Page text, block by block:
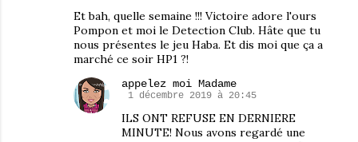
Et bah, quelle semaine !!! Victoire adore l'ours
Pompon et moi le Detection Club. Hâte que tu
nous présentes le jeu Haba. Et dis moi que ça a
marché ce soir HP1 ?!
appelez moi Madame
1 décembre 2019 à 20:45
ILS ONT REFUSE EN DERNIERE
MINUTE! Nous avons regardé une